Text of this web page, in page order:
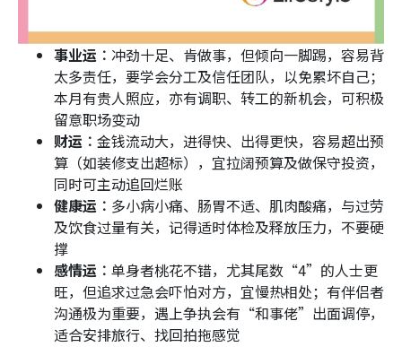
事业运︰ 冲劲十足、肯做事，但倾向一脚踢，容易背
太多责任，要学会分工及信任团队，以免累坏自己；
本月有贵人照应，亦有调职、转工的新机会，可积极
留意职场变动
财运︰ 金钱流动大，进得快、出得更快，容易超出预
算（如装修支出超标），宜拉阔预算及做保守投资，
同时可主动追回烂账
健康运︰ 多小病小痛、肠胃不适、肌肉酸痛，与过劳
及饮食过量有关，记得适时体检及释放压力，不要硬
撑
感情运︰ 单身者桃花不错，尤其尾数“4”的人士更
旺，但追求过急会吓怕对方，宜慢热相处；有伴侣者
沟通极为重要，遇上争执会有“和事佬”出面调停，
适合安排旅行、找回拍拖感觉